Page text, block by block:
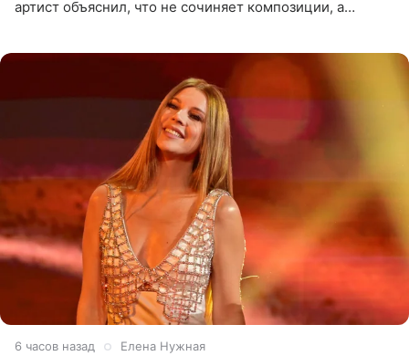
артист объяснил, что не сочиняет композиции, а
6 часов назад Елена Нужная